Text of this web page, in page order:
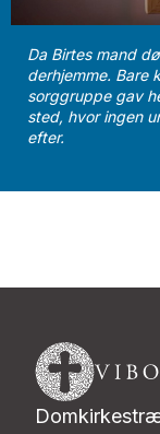
Da Birtes mand
derhjemme. Bare
sorggruppe gav
sted, hvor ingen
efter.